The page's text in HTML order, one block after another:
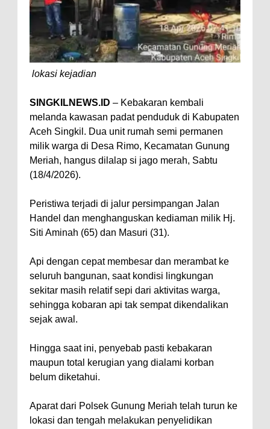
lokasi kejadian
SINGKILNEWS.ID – Kebakaran kembali
melanda kawasan padat penduduk di Kabupaten
Aceh Singkil. Dua unit rumah semi permanen
milik warga di Desa Rimo, Kecamatan Gunung
Meriah, hangus dilalap si jago merah, Sabtu
(18/4/2026).
Peristiwa terjadi di jalur persimpangan Jalan
Handel dan menghanguskan kediaman milik Hj.
Siti Aminah (65) dan Masuri (31).
Api dengan cepat membesar dan merambat ke
seluruh bangunan, saat kondisi lingkungan
sekitar masih relatif sepi dari aktivitas warga,
sehingga kobaran api tak sempat dikendalikan
sejak awal.
Hingga saat ini, penyebab pasti kebakaran
maupun total kerugian yang dialami korban
belum diketahui.
Aparat dari Polsek Gunung Meriah telah turun ke
lokasi dan tengah melakukan penyelidikan